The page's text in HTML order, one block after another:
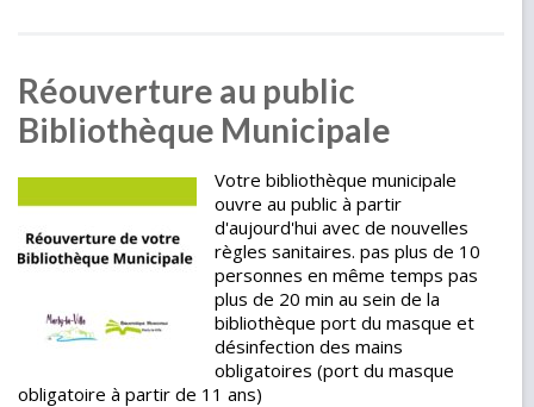
Réouverture au public
Bibliothèque Municipale
Votre bibliothèque municipale
ouvre au public à partir
d'aujourd'hui avec de nouvelles
règles sanitaires. pas plus de 10
personnes en même temps pas
plus de 20 min au sein de la
bibliothèque port du masque et
désinfection des mains
obligatoires (port du masque
obligatoire à partir de 11 ans)